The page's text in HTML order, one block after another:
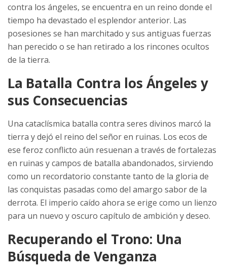
contra los ángeles, se encuentra en un reino donde el
tiempo ha devastado el esplendor anterior. Las
posesiones se han marchitado y sus antiguas fuerzas
han perecido o se han retirado a los rincones ocultos
de la tierra.
La Batalla Contra los Ángeles y
sus Consecuencias
Una cataclísmica batalla contra seres divinos marcó la
tierra y dejó el reino del señor en ruinas. Los ecos de
ese feroz conflicto aún resuenan a través de fortalezas
en ruinas y campos de batalla abandonados, sirviendo
como un recordatorio constante tanto de la gloria de
las conquistas pasadas como del amargo sabor de la
derrota. El imperio caído ahora se erige como un lienzo
para un nuevo y oscuro capítulo de ambición y deseo.
Recuperando el Trono: Una
Búsqueda de Venganza